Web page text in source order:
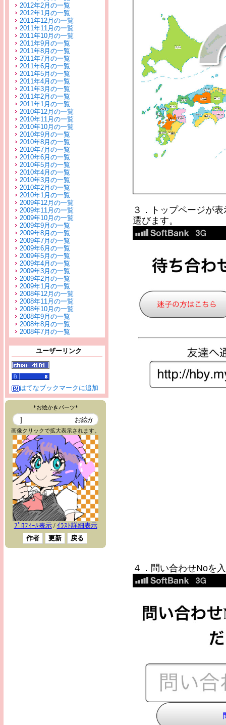
2012年2月の一覧
2012年1月の一覧
2011年12月の一覧
2011年11月の一覧
2011年10月の一覧
2011年9月の一覧
2011年8月の一覧
2011年7月の一覧
2011年6月の一覧
2011年5月の一覧
2011年4月の一覧
2011年3月の一覧
2011年2月の一覧
2011年1月の一覧
2010年12月の一覧
2010年11月の一覧
2010年10月の一覧
2010年9月の一覧
2010年8月の一覧
2010年7月の一覧
2010年6月の一覧
2010年5月の一覧
2010年4月の一覧
2010年3月の一覧
2010年2月の一覧
2010年1月の一覧
2009年12月の一覧
2009年11月の一覧
2009年10月の一覧
2009年9月の一覧
2009年8月の一覧
2009年7月の一覧
2009年6月の一覧
2009年5月の一覧
2009年4月の一覧
2009年3月の一覧
2009年2月の一覧
2009年1月の一覧
2008年12月の一覧
2008年11月の一覧
2008年10月の一覧
2008年9月の一覧
2008年8月の一覧
2008年7月の一覧
ユーザーリンク
はてなブックマークに追加
３．トップページが
選びます。
４．問い合わせNoを